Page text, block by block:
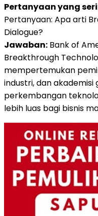
Pertanyaan yang
Pertanyaan: Apa arti
Dialogue?
Jawaban: Bank of
Breakthrough
mempertemukan
industri, dan
perkembangan
lebih luas bagi bisnis